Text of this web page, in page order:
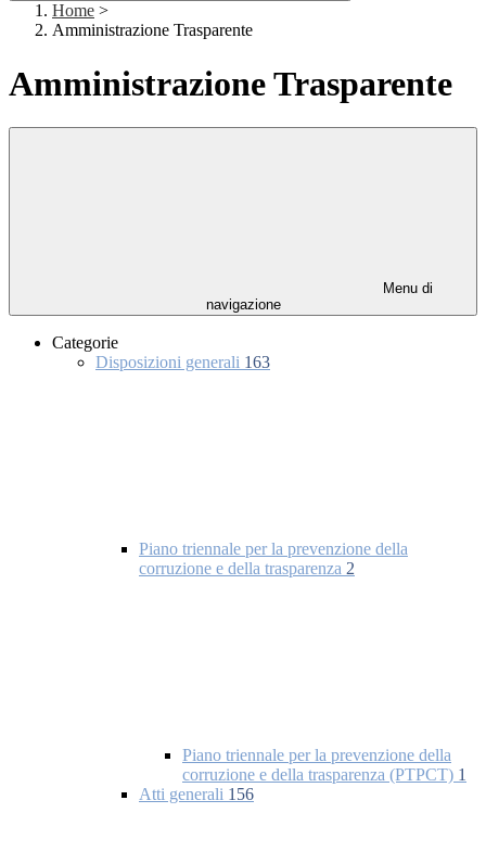
Home >
Amministrazione Trasparente
Amministrazione Trasparente
Menu di
navigazione
Categorie
Disposizioni generali 163
Piano triennale per la prevenzione della
corruzione e della trasparenza 2
Piano triennale per la prevenzione della
corruzione e della trasparenza (PTPCT) 1
Atti generali 156